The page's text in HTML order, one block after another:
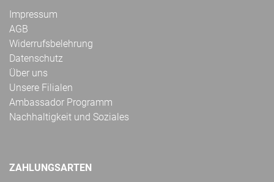
Impressum
AGB
Widerrufsbelehrung
Datenschutz
Über uns
Unsere Filialen
Ambassador Programm
Nachhaltigkeit und Soziales
ZAHLUNGSARTEN